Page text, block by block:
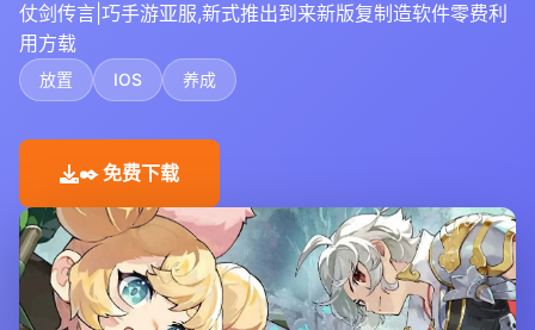
仗剑传言|巧手游亚服,新式推出到来新版复制造软件零费利
用方载
放置 IOS 养成
✒️ 免费下载